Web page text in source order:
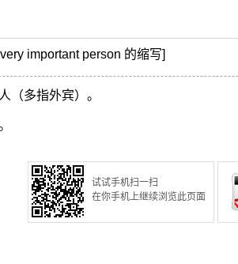
important person 的缩写]
（多指外宾）。
试试手机扫一扫
在你手机上继续浏览此页面